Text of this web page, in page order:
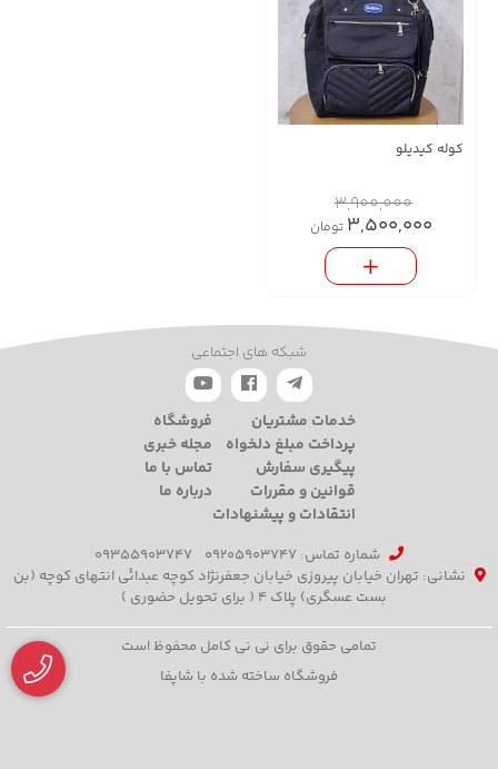
کوله کیدیلو
3,900,000
3,500,000 تومان
شبکه های اجتماعی
خدمات مشتریان
پرداخت مبلغ دلخواه
پیگیری سفارش
قوانین و مقررات
انتقادات و پیشنهادات
فروشگاه
مجله خبری
تماس با ما
درباره ما
شماره تماس‌: 09205903747
09355903747
نشانی: تهران خیابان پیروزی خیابان جعفرنژاد کوچه عبدائی انتهای کوچه (بن
بست عسگری) پلاک 4 ( برای تحویل حضوری )
تمامی حقوق برای نی نی کامل محفوظ است
فروشگاه ساخته شده با شاپفا